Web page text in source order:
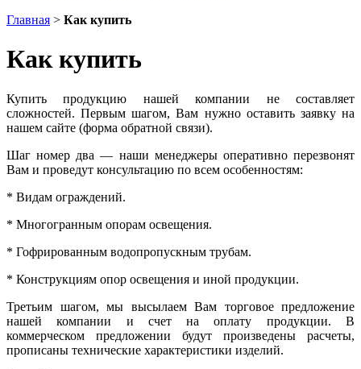
Главная > Как купить
Как купить
Купить продукцию нашей компании не составляет
сложностей. Первым шагом, Вам нужно оставить заявку на
нашем сайте (форма обратной связи).
Шаг номер два — наши менеджеры оперативно перезвонят
Вам и проведут консультацию по всем особенностям:
* Видам ограждений.
* Многогранным опорам освещения.
* Гофрированным водопропускным трубам.
* Конструкциям опор освещения и иной продукции.
Третьим шагом, мы высылаем Вам торговое предложение
нашей компании и счет на оплату продукции. В
коммерческом предложении будут произведены расчеты,
прописаны технические характеристики изделий.